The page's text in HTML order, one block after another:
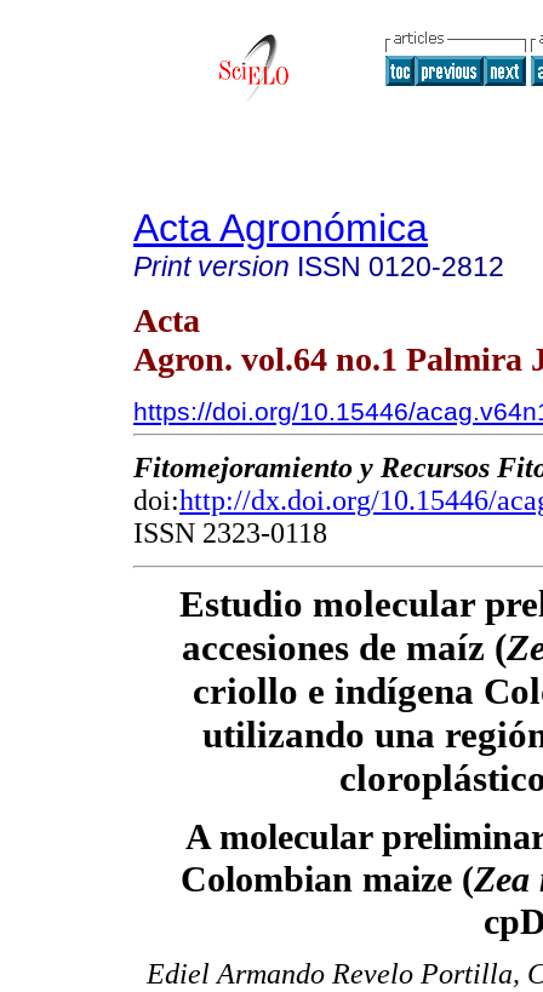
Acta Agronómica
Print version ISSN 0120-2812
Acta
Agron. vol.64 no.1 Palmira
https://doi.org/10.15446/
Fitomejoramiento y Recursos
doi:http://dx.doi.org/10.15446/
ISSN 2323-0118
Estudio molecular
accesiones de maíz (
criollo e indígena
utilizando una
A molecular
Colombian maize (Zea
Ediel Armando Revelo Portilla,